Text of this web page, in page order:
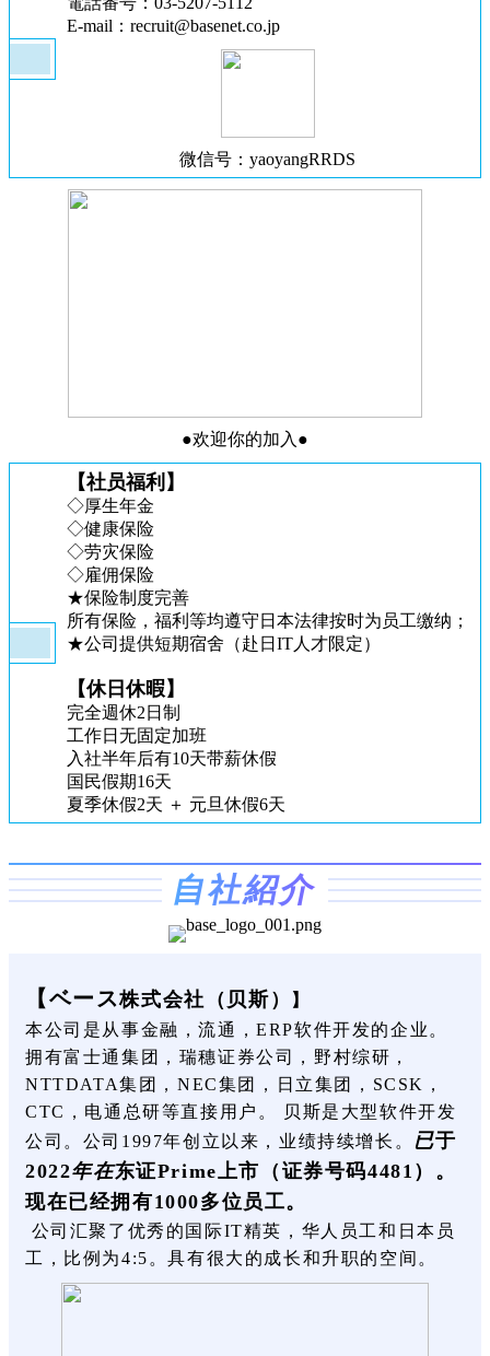
E-mail： recruit@basenet.co.jp
微信号：yaoyangRRDS
●欢迎你的加入●
【社员福利】
◇厚生年金
◇健康保险
◇劳灾保险
◇雇佣保险
★保险制度完善
所有保险，福利等均遵守日本法律按时为员工缴纳；
★公司提供短期宿舍（赴日IT人才限定）
【休日休暇】
完全週休2日制
工作日无固定加班
入社半年后有10天带薪休假
国民假期16天
夏季休假2天 ＋ 元旦休假6天
自社紹介
【ベース株式会社（贝斯）
】
本公司是从事金融，流通，ERP软件开发的企业。
拥有富士通集团，瑞穗证券公司，野村综研，
NTTDATA集团，NEC集团，日立集团，SCSK，
CTC，电通总研等直接用户。 贝斯是大型软件开发
公司。公司1997年创立以来，业绩持续增长。
已于
2022年在东证Prime上市（证券号码4481）。
现在已经拥有1000多位员工。
公司汇聚了优秀的国际IT精英，华人员工和日本员
工，比例为4:5。具有很大的成长和升职的空间。